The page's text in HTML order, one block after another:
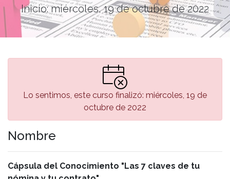
Inicio: miércoles, 19 de octubre de 2022
Lo sentimos, este curso finalizó: miércoles, 19 de
octubre de 2022
Nombre
Cápsula del Conocimiento "Las 7 claves de tu